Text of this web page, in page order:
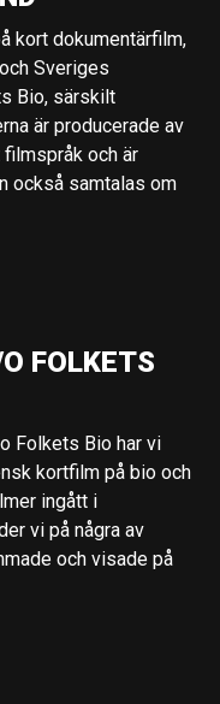
kort dokumentärfilm,
Sveriges
Bio, särskilt
är producerade av
och är
också samtalas om
FOLKETS
Folkets Bio har vi
kortfilm på bio och
ingått i
vi på några av
och visade på